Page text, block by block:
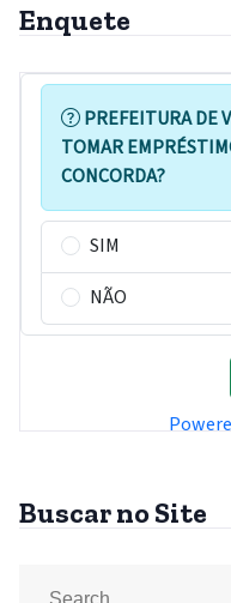
Enquete
Buscar no Site